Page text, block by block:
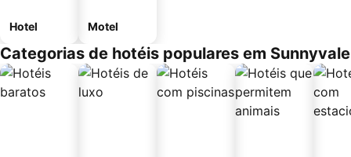
Hotel Motel
Categorias de hotéis populares em Sunnyvale